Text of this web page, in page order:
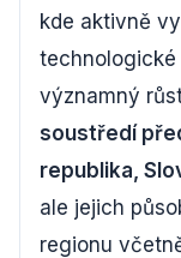
kde aktivně
významný
soustředí
republika,
ale jejich
regionu